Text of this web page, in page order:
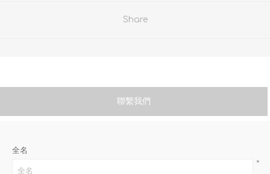
Share
聯繫我們
全名
*